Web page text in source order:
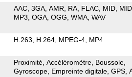
AAC 3GA AMR RA FLAC MID
MP3 OGA OGG WMA WAV
H.263 H.264 MPEG-4 MP4
Proximité Accéléromètre Boussole
Gyroscope Empreinte digitale GPS